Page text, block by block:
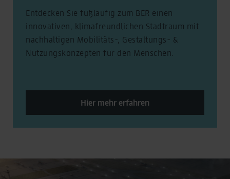
Entdecken Sie fußläufig zum BER einen
innovativen, klimafreundlichen Stadtraum mit
nachhaltigen Mobilitäts-, Gestaltungs- &
Nutzungskonzepten für den Menschen.
Hier mehr erfahren